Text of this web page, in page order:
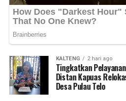
Views: 27
Bagikan ke
WhatsApp 0
Messenger 0
Views: 37
Bagikan ke
WhatsApp 0
Messenger 0
KALTENG 2 hari ago
Tingkatkan
Distan Kapuas
Desa Pulau Telo